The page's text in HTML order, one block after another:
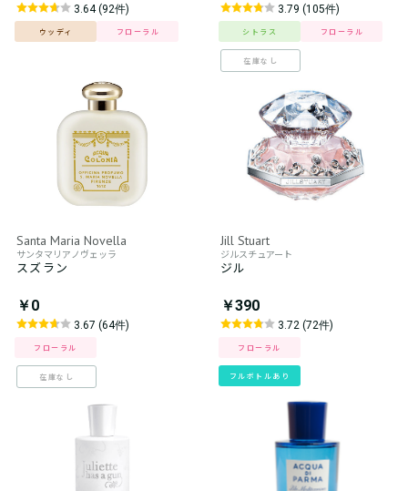
3.64 (92件)
ウッディ フローラル
3.79 (105件)
シトラス フローラル
在庫なし
Santa Maria Novella
サンタマリアノヴェッラ
スズラン
￥0
3.67 (64件)
フローラル
在庫なし
Jill Stuart
ジルスチュアート
ジル
￥390
3.72 (72件)
フローラル
フルボトルあり